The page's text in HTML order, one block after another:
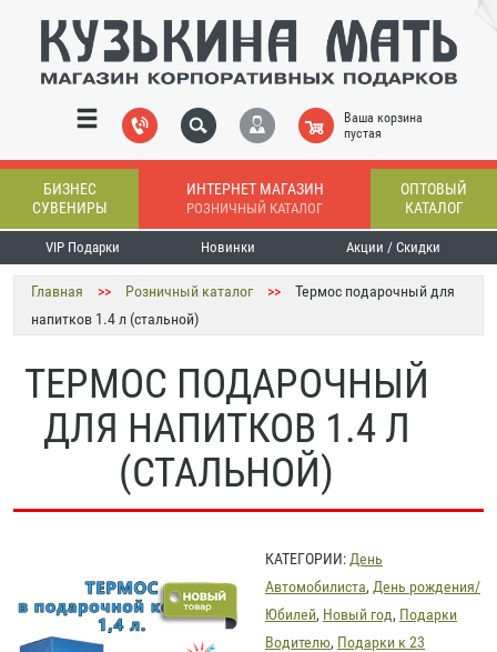
Ваша корзина
пустая
БИЗНЕС
СУВЕНИРЫ
ИНТЕРНЕТ МАГАЗИН
РОЗНИЧНЫЙ КАТАЛОГ
ОПТОВЫЙ
КАТАЛОГ
VIP Подарки Новинки Акции / Скидки
Главная >> Розничный каталог >>
Термос подарочный для
напитков 1.4 л (стальной)
ТЕРМОС ПОДАРОЧНЫЙ
ДЛЯ НАПИТКОВ 1.4 Л
(СТАЛЬНОЙ)
КАТЕГОРИИ: День
Автомобилиста, День рождения/
Юбилей, Новый год, Подарки
Водителю, Подарки к 23